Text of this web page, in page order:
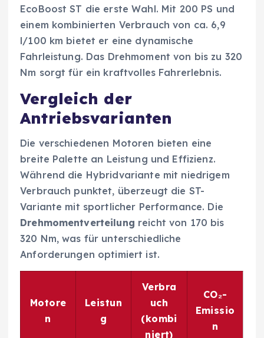
EcoBoost ST die erste Wahl. Mit 200 PS und
einem kombinierten Verbrauch von ca. 6,9
l/100 km bietet er eine dynamische
Fahrleistung. Das Drehmoment von bis zu 320
Nm sorgt für ein kraftvolles Fahrerlebnis.
Vergleich der
Antriebsvarianten
Die verschiedenen Motoren bieten eine
breite Palette an Leistung und Effizienz.
Während die Hybridvariante mit niedrigem
Verbrauch punktet, überzeugt die ST-
Variante mit sportlicher Performance. Die
Drehmomentverteilung reicht von 170 bis
320 Nm, was für unterschiedliche
Anforderungen optimiert ist.
Motore
n
Leistun
g
Verbra
uch
(kombi
niert)
CO₂-
Emissio
n